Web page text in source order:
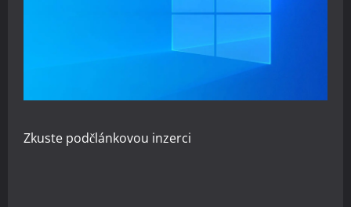
Zkuste podčlánkovou inzerci